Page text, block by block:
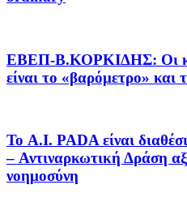
EΒΕΠ-Β.ΚΟΡΚΙΔΗΣ: Οι
είναι το «βαρόμετρο» και
Το A.I. PADA είναι
– Αντιναρκωτική Δράση
νοημοσύνη